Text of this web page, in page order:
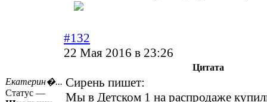
Екатерин�...
Статус —
#132
22 Мая 2016 в 23:26
Цитата
Сирень пишет:
Мы в Детском 1 на распродаже